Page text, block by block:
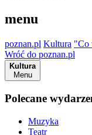
menu
poznan.pl Kultura "Co
Wróć do poznan.pl
Kultura
Menu
Polecane
Muzyka
Teatr